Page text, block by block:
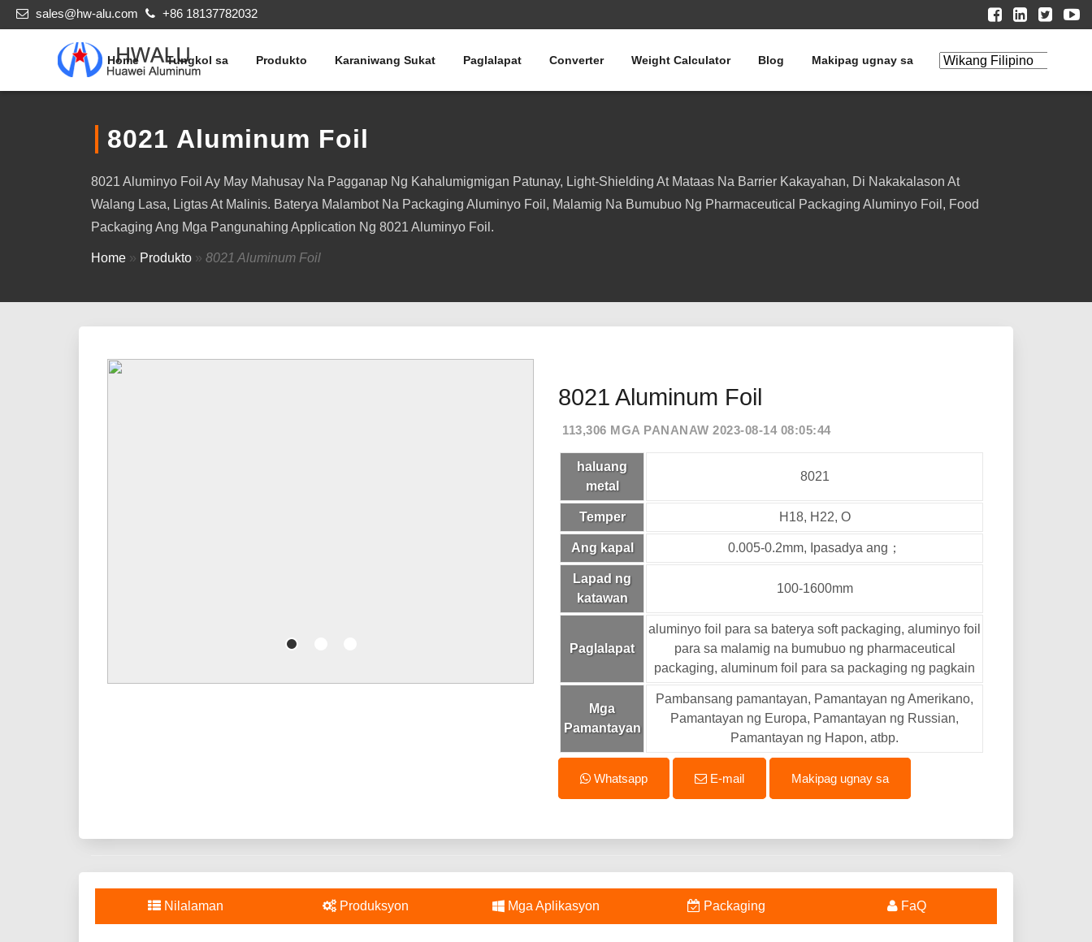
sales@hw-alu.com +86 18137782032
Home Tungkol sa Produkto Karaniwang Sukat Paglalapat Converter Weight Calculator Blog Makipag ugnay sa
8021 Aluminum Foil
8021 Aluminyo Foil Ay May Mahusay Na Pagganap Ng Kahalumigmigan Patunay, Light-Shielding At Mataas Na Barrier Kakayahan, Di Nakakalason At
Walang Lasa, Ligtas At Malinis. Baterya Malambot Na Packaging Aluminyo Foil, Malamig Na Bumubuo Ng Pharmaceutical Packaging Aluminyo Foil, Food
Packaging Ang Mga Pangunahing Application Ng 8021 Aluminyo Foil.
Home » Produkto » 8021 Aluminum Foil
8021 Aluminum Foil
113,306 MGA PANANAW 2023-08-14 08:05:44
haluang
metal
8021
Temper H18, H22, O
Ang kapal 0.005-0.2mm, Ipasadya ang；
Lapad ng
katawan
100-1600mm
Paglalapat
aluminyo foil para sa baterya soft packaging, aluminyo foil
para sa malamig na bumubuo ng pharmaceutical
packaging, aluminum foil para sa packaging ng pagkain
Mga
Pamantayan
Pambansang pamantayan, Pamantayan ng Amerikano,
Pamantayan ng Europa, Pamantayan ng Russian,
Pamantayan ng Hapon, atbp.
Whatsapp E-mail Makipag ugnay sa
Nilalaman Produksyon Mga Aplikasyon Packaging FaQ